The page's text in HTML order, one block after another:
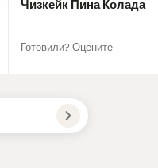
Чизкейк Пина Колада
Готовили? Оцените